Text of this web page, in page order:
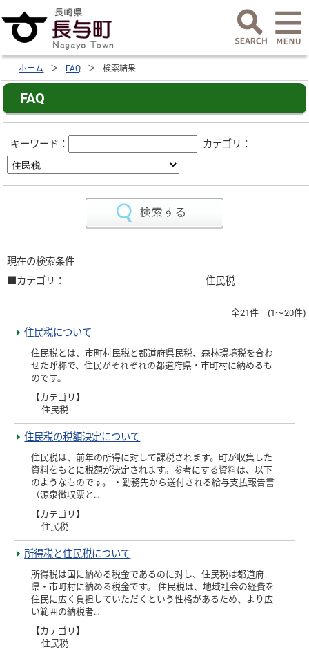
ホーム FAQ 検索結果
FAQ
キーワード： カテゴリ：
現在の検索条件
■カテゴリ：
住民税
全21件 (1～20件)
住民税について
住民税とは、市町村民税と都道府県民税、森林環境税を合わ
せた呼称で、住民がそれぞれの都道府県・市町村に納めるも
のです。
【カテゴリ】
住民税
住民税の税額決定について
住民税は、前年の所得に対して課税されます。町が収集した
資料をもとに税額が決定されます。参考にする資料は、以下
のようなものです。 ・勤務先から送付される給与支払報告書
（源泉徴収票と…
【カテゴリ】
住民税
所得税と住民税について
所得税は国に納める税金であるのに対し、住民税は都道府
県・市町村に納める税金です。 住民税は、地域社会の経費を
住民に広く負担していただくという性格があるため、より広
い範囲の納税者…
【カテゴリ】
住民税